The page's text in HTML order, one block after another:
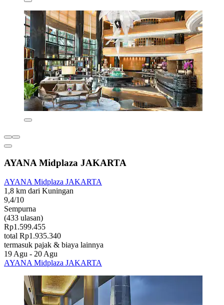
AYANA Midplaza JAKARTA
AYANA Midplaza JAKARTA
1,8 km dari Kuningan
9,4/10
Sempurna
(433 ulasan)
Rp1.599.455
total Rp1.935.340
termasuk pajak & biaya lainnya
19 Agu - 20 Agu
AYANA Midplaza JAKARTA